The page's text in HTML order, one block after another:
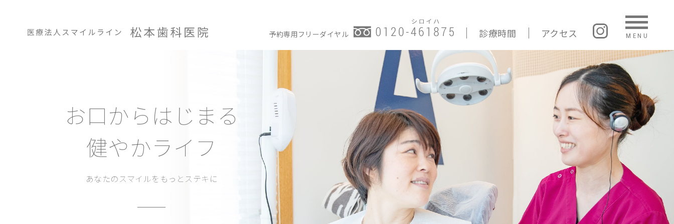
予約専用フリーダイヤル 診療時間 アクセス
お口からはじまる
健やかライフ
あなたのスマイルをもっとステキに